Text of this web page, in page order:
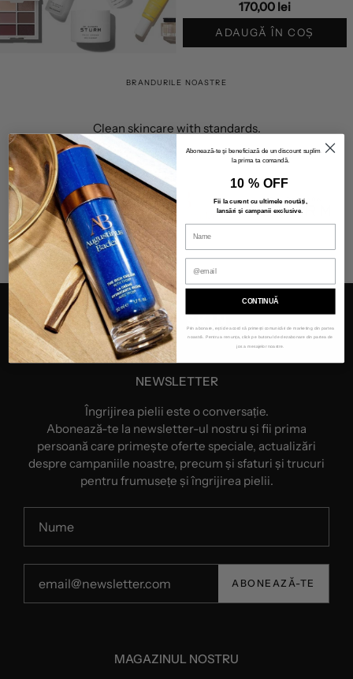
170,00 lei
ADAUGĂ ÎN COȘ
BRANDURILE NOASTRE
Clean skincare with standards.
NEWSLETTER
Îngrijirea pielii este o conversație.
Abonează-te la newsletter-ul nostru și fii prima
persoană care primește oferte speciale, actualizări
despre campaniile noastre, precum și sfaturi și trucuri
pentru frumusețe și îngrijirea pielii.
ABONEAZĂ-TE
MAGAZINUL NOSTRU
Abonează-te și beneficiază de un discount suplimentar
la prima ta comandă.
10 % OFF
Fii la curent cu ultimele noutăți,
lansări și campanii exclusive.
CONTINUĂ
Prin abonare, ești de acord să primești comunicări de marketing din partea
noastră. Pentru a renunța, click pe butonul de dezabonare din partea de
jos a mesajelor noastre.